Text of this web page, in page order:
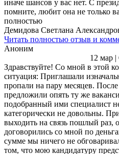
иначе шансов у вас нет. С
помните, любит она не только
полностью
Демидова Светлана
Читать полностью отзыв и
Аноним
12 мар |
Здравствуйте! Со мной в этой
ситуация: Приглашали
пропали на пару месяцев.
предложили опять ту же
подобранный ими специалист
категорически не довольны.
выходить на связь пошлый раз,
договорились со мной по
сумме мы ничего не
том, что мою кандидатуру